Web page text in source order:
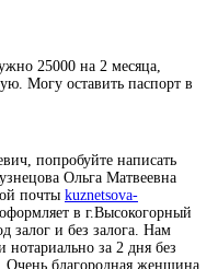
25000 на 2 месяца,
Могу оставить паспорт в
попробуйте написать
Ольга Матвеевна
почты kuznetsova-
в г.Высокогорный
залог и без залога. Нам
нотариально за 2 дня без
Очень благородная женщина,